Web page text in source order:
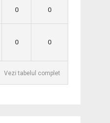
0 0
0 0
Vezi tabelul complet